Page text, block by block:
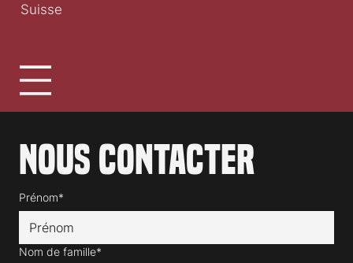
Nous contacter
Prénom*
Nom de famille*
Suisse